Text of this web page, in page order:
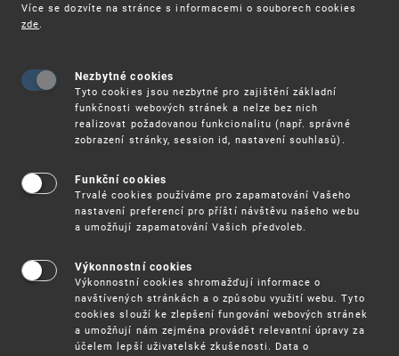
UPV
Kariéra
Dokončil(a) jstevysokoškolské vzdělání technického
směru?
Jsteinformatik ?
Umíte dobřeanglicky,německynebofrancouzsky?
Více se dozvíte na stránce s informacemi o souborech cookies
zde.
Nezbytné cookies
Tyto cookies jsou nezbytné pro zajištění základní
funkčnosti webových stránek a nelze bez nich
realizovat požadovanou funkcionalitu (např. správné
zobrazení stránky, session id, nastavení souhlasů).
Funkční cookies
Trvalé cookies používáme pro zapamatování Vašeho
nastavení preferencí pro příští návštěvu našeho webu
a umožňují zapamatování Vašich předvoleb.
Výkonnostní cookies
Výkonnostní cookies shromažďují informace o
navštívených stránkách a o způsobu využití webu. Tyto
cookies slouží ke zlepšení fungování webových stránek
a umožňují nám zejména provádět relevantní úpravy za
účelem lepší uživatelské zkušenosti. Data o